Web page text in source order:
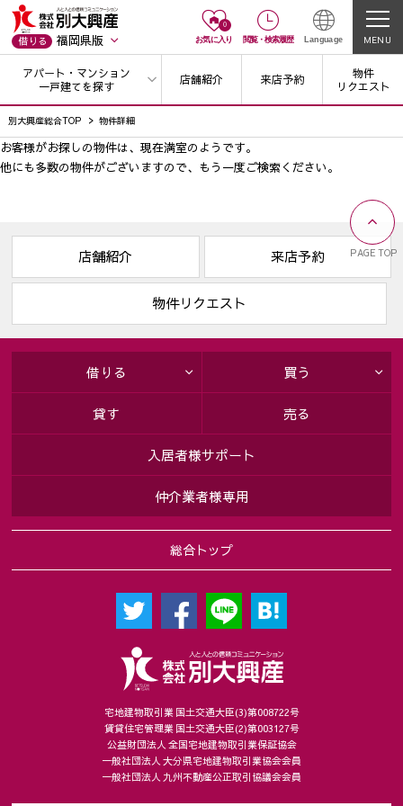
借りる 福岡県版
0
お気に入り 閲覧・ 検索履歴 Language MENU
アパート・マンション
一戸建てを探す
店舗紹介 来店予約
物件
リクエスト
別大興産総合TOP 物件詳細
お客様がお探しの物件は、現在満室のようです。
他にも多数の物件がございますので、 もう一度ご検索ください。
PAGE TOP
店舗紹介 来店予約
物件リクエスト
宅地建物取引業 国土交通大臣(3)第008722号
賃貸住宅管理業 国土交通大臣(2)第003127号
公益財団法人 全国宅地建物取引業保証協会
一般社団法人 大分県宅地建物取引業協会会員
一般社団法人 九州不動産公正取引協議会会員
総合トップ
借りる 買う
貸す 売る
入居者様サポート
仲介業者様専用